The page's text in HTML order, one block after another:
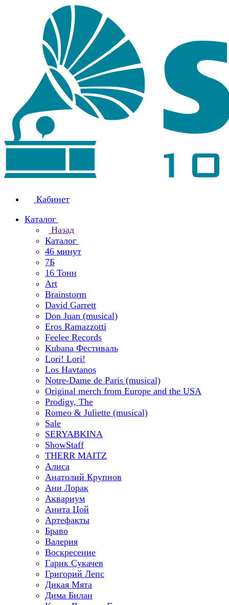
Кабинет
Каталог
Назад
Каталог
46 минут
7Б
16 Тонн
Art
Brainstorm
David Garrett
Don Juan (musical)
Eros Ramazzotti
Feelee Records
Kubana Фестиваль
Lori! Lori!
Los Havtanos
Notre-Dame de Paris (musical)
Original merch from Europe and the USA
Prodigy, The
Romeo & Juliette (musical)
Sale
SERYABKINA
ShowStaff
THERR MAITZ
Алиса
Анатолий Крупнов
Ани Лорак
Аквариум
Анита Цой
Артефакты
Браво
Валерия
Воскресение
Гарик Сукачев
Григорий Лепс
Дикая Мята
Дима Билан